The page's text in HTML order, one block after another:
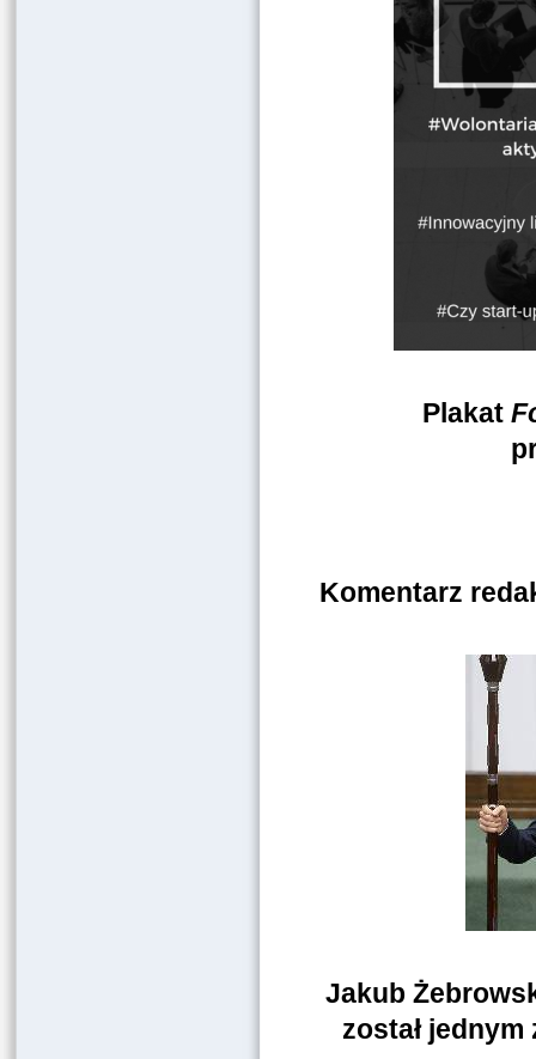
Plakat
Komentarz
Jakub
został